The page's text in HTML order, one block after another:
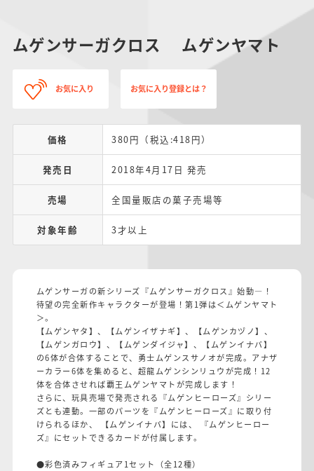
ムゲンサーガクロス ムゲンヤマト
お気に入り お気に入り登録とは？
価格 380円（税込:418円）
発売日 2018年4月17日 発売
売場 全国量販店の菓子売場等
対象年齢 3才以上
ムゲンサーガの新シリーズ『ムゲンサーガクロス』始動―！
待望の完全新作キャラクターが登場！第1弾は＜ムゲンヤマト
＞。
【ムゲンヤタ】、【ムゲンイザナギ】、【ムゲンカヅノ】、
【ムゲンガロウ】、【ムゲンダイジャ】、【ムゲンイナバ】
の6体が合体することで、勇士ムゲンスサノオが完成。アナザ
ーカラー6体を集めると、超龍ムゲンシンリュウが完成！12
体を合体させれば覇王ムゲンヤマトが完成します！
さらに、玩具売場で発売される『ムゲンヒーローズ』シリー
ズとも連動。一部のパーツを『ムゲンヒーローズ』に取り付
けられるほか、 【ムゲンイナバ】には、 『ムゲンヒーロー
ズ』にセットできるカードが付属します。
●彩色済みフィギュア1セット（全12種）